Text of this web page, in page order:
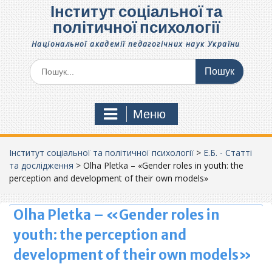
Інститут соціальної та
політичної психології
Національної академії педагогічних наук України
Шукати:
Меню
Інститут соціальної та політичної психології > Е.Б. - Статті
та дослідження > Olha Pletka – «Gender roles in youth: the
perception and development of their own models»
Olha Pletka – «Gender roles in
youth: the perception and
development of their own models»